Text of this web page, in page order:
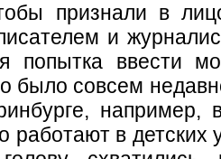
признали в
и
попытка ввести
было совсем
например,
работают в детских